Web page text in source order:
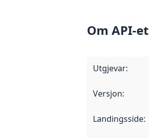
Om API-et
Utgjevar:
Versjon:
Landingsside: